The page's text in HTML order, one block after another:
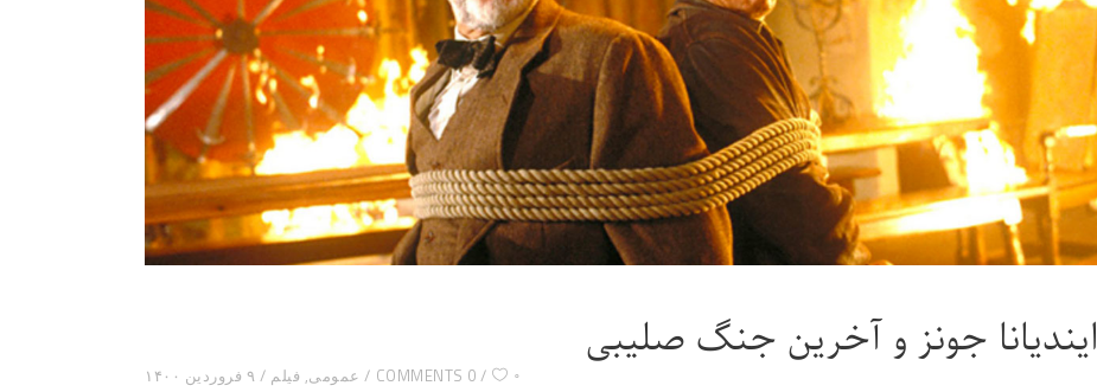
ایندیانا جونز و آخرین جنگ صلیبی
۹ فروردین ۱۴۰۰ عمومی, فیلم 0 COMMENTS ۰